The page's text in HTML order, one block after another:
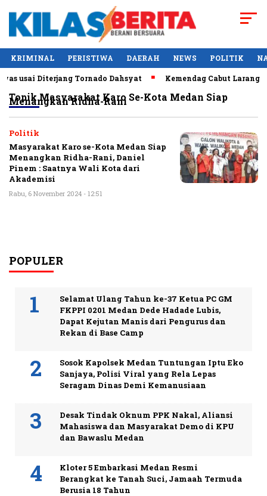
KRIMINAL PERISTIWA DAERAH NEWS POLITIK
usai Diterjang Tornado Dahsyat Kemendag Cabut
TopikMasyarakat Karo Se-Kota Medan Siap
Menangkan Ridha-Rani
Politik
Masyarakat Karo se-Kota Medan Siap
Menangkan Ridha-Rani, Daniel
Pinem : Saatnya Wali Kota dari
Akademisi
Rabu, 6 November 2024 - 12:51
POPULER
Selamat Ulang Tahun ke-37 Ketua PC GM
FKPPI 0201 Medan Dede Hadade Lubis,
Dapat Kejutan Manis dari Pengurus dan
Rekan di Base Camp
Sosok Kapolsek Medan Tuntungan Iptu Eko
Sanjaya, Polisi Viral yang Rela Lepas
Seragam Dinas Demi Kemanusiaan
Desak Tindak Oknum PPK Nakal, Aliansi
Mahasiswa dan Masyarakat Demo di KPU
dan Bawaslu Medan
Kloter 5 Embarkasi Medan Resmi
Berangkat ke Tanah Suci, Jamaah Termuda
Berusia 18 Tahun